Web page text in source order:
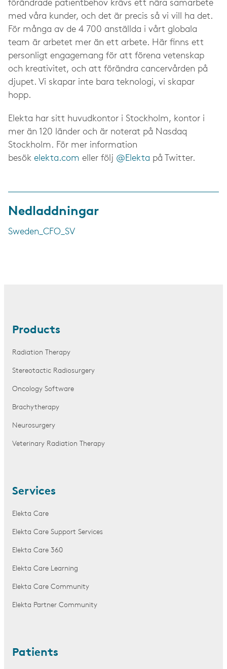
förändrade patientbehov krävs ett nära samarbete
med våra kunder, och det är precis så vi vill ha det.
För många av de 4 700 anställda i vårt globala
team är arbetet mer än ett arbete. Här finns ett
personligt engagemang för att förena vetenskap
och kreativitet, och att förändra cancervården på
djupet. Vi skapar inte bara teknologi, vi skapar
hopp.
Elekta har sitt huvudkontor i Stockholm, kontor i
mer än 120 länder och är noterat på Nasdaq
Stockholm. För mer information
besök elekta.com eller följ @Elekta på Twitter.
Nedladdningar
Sweden_CFO_SV
Products
Radiation Therapy
Stereotactic Radiosurgery
Oncology Software
Brachytherapy
Neurosurgery
Veterinary Radiation Therapy
Services
Elekta Care
Elekta Care Support Services
Elekta Care 360
Elekta Care Learning
Elekta Care Community
Elekta Partner Community
Patients